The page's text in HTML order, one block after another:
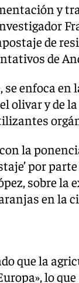
y
de
de
se enfoca
olivar y de
la
por
sobre
en la
que la
lo